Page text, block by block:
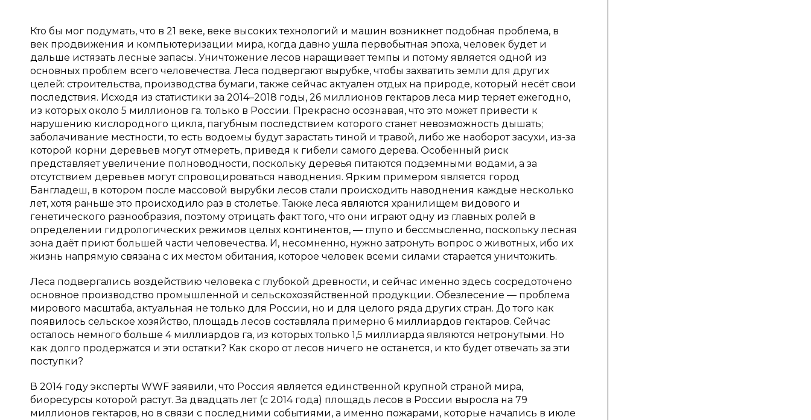
Кто бы мог подумать, что в 21 веке, веке высоких технологий и машин возникнет подобная проблема, в
век продвижения и компьютеризации мира, когда давно ушла первобытная эпоха, человек будет и
дальше истязать лесные запасы. Уничтожение лесов наращивает темпы и потому является одной из
основных проблем всего человечества. Леса подвергают вырубке, чтобы захватить земли для других
целей: строительства, производства бумаги, также сейчас актуален отдых на природе, который несёт свои
последствия. Исходя из статистики за 2014–2018 годы, 26 миллионов гектаров леса мир теряет ежегодно,
из которых около 5 миллионов га. только в России. Прекрасно осознавая, что это может привести к
нарушению кислородного цикла, пагубным последствием которого станет невозможность дышать;
заболачивание местности, то есть водоемы будут зарастать тиной и травой, либо же наоборот засухи, из-за
которой корни деревьев могут отмереть, приведя к гибели самого дерева. Особенный риск
представляет увеличение полноводности, поскольку деревья питаются подземными водами, а за
отсутствием деревьев могут спровоцироваться наводнения. Ярким примером является город
Бангладеш, в котором после массовой вырубки лесов стали происходить наводнения каждые несколько
лет, хотя раньше это происходило раз в столетье. Также леса являются хранилищем видового и
генетического разнообразия, поэтому отрицать факт того, что они играют одну из главных ролей в
определении гидрологических режимов целых континентов, — глупо и бессмысленно, поскольку лесная
зона даёт приют большей части человечества. И, несомненно, нужно затронуть вопрос о животных, ибо их
жизнь напрямую связана с их местом обитания, которое человек всеми силами старается уничтожить.
Леса подвергались воздействию человека с глубокой древности, и сейчас именно здесь сосредоточено
основное производство промышленной и сельскохозяйственной продукции. Обезлесение — проблема
мирового масштаба, актуальная не только для России, но и для целого ряда других стран. До того как
появилось сельское хозяйство, площадь лесов составляла примерно 6 миллиардов гектаров. Сейчас
осталось немного больше 4 миллиардов га, из которых только 1,5 миллиарда являются нетронутыми. Но
как долго продержатся и эти остатки? Как скоро от лесов ничего не останется, и кто будет отвечать за эти
поступки?
В 2014 году эксперты WWF заявили, что Россия является единственной крупной страной мира,
биоресурсы которой растут. За двадцать лет (с 2014 года) площадь лесов в России выросла на 79
миллионов гектаров, но в связи с последними событиями, а именно пожарами, которые начались в июле